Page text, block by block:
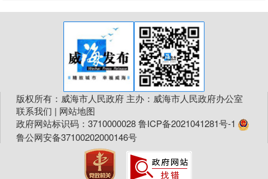
版权所有：威海市人民政府 主办：威海市人民政府办公室
联系我们 | 网站地图
政府网站标识码：3710000028鲁ICP备2021041281号-1
鲁公网安备37100202000146号